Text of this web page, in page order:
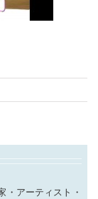
・アーティスト・